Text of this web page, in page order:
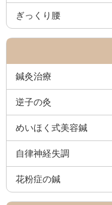
ぎっくり腰
鍼灸治療
逆子の灸
めいほく式美容鍼
自律神経失調
花粉症の鍼